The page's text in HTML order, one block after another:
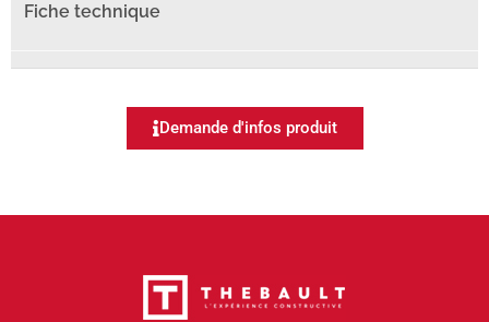
Demande d'infos produit